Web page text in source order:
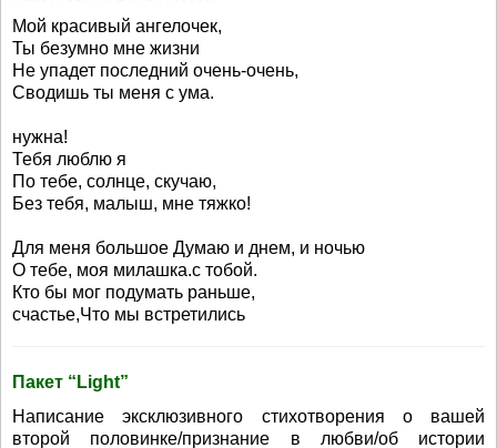
Мой красивый ангелочек,
Ты безумно мне жизни
Не упадет последний очень-очень,
Сводишь ты меня с ума.
нужна!
Тебя люблю я
По тебе, солнце, скучаю,
Без тебя, малыш, мне тяжко!
Для меня большое Думаю и днем, и ночью
О тебе, моя милашка.с тобой.
Кто бы мог подумать раньше,
счастье,Что мы встретились
Пакет “Light”
Написание эксклюзивного стихотворения о вашей
второй половинке/признание в любви/об истории